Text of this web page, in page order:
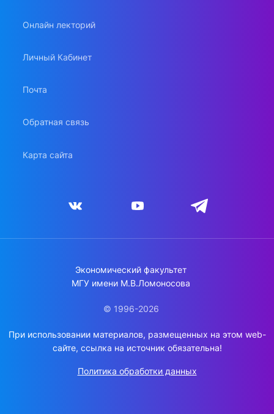
Онлайн лекторий
Личный Кабинет
Почта
Обратная связь
Карта сайта
Экономический факультет
МГУ имени М.В.Ломоносова
© 1996-2026
При использовании материалов, размещенных на этом web-
сайте, ссылка на источник обязательна!
Политика обработки данных